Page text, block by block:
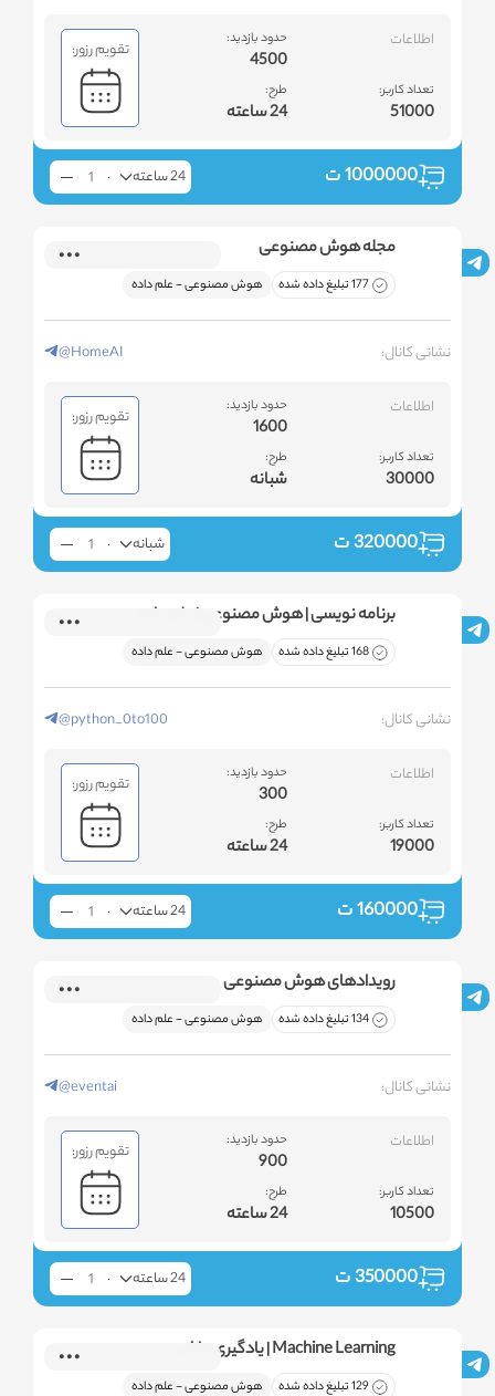
اطلاعات
تعداد کاربر:
51000
حدود بازدید:
4500
طرح:
24 ساعته
تقویم رزور:
1000000ت 24 ساعته
مجله هوش مصنوعی
177 تبلیغ داده شده هوش مصنوعی - علم داده
نشانی کانال: @HomeAI
اطلاعات
تعداد کاربر:
30000
حدود بازدید:
1600
طرح:
شبانه
تقویم رزور:
320000ت شبانه
برنامه نویسی | هوش مصنوعی | علم داده
168 تبلیغ داده شده هوش مصنوعی - علم داده
نشانی کانال: @python_0to100
اطلاعات
تعداد کاربر:
19000
حدود بازدید:
300
طرح:
24 ساعته
تقویم رزور:
160000ت 24 ساعته
رویدادهای هوش مصنوعی
134 تبلیغ داده شده هوش مصنوعی - علم داده
نشانی کانال: @eventai
اطلاعات
تعداد کاربر:
10500
حدود بازدید:
900
طرح:
24 ساعته
تقویم رزور:
350000ت 24 ساعته
Machine Learning | یادگیری ماشین
129 تبلیغ داده شده هوش مصنوعی - علم داده